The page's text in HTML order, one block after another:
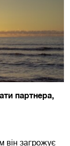
партнера,
він загрожує